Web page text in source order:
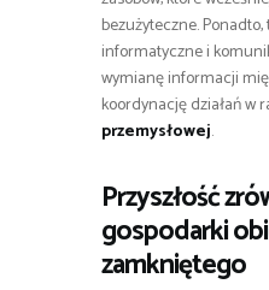
bezużyteczne.
informatyczne i
wymianę informacji
koordynację działań w
przemysłowej.
Przyszłość
gospodarki
zamkniętego